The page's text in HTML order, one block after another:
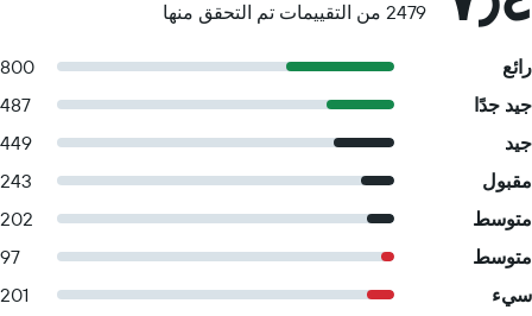
2479 من التقييمات تم التحقق منها
رائع
800
جيد جدًا
487
جيد
449
مقبول
243
متوسط
202
متوسط
97
سيء
201